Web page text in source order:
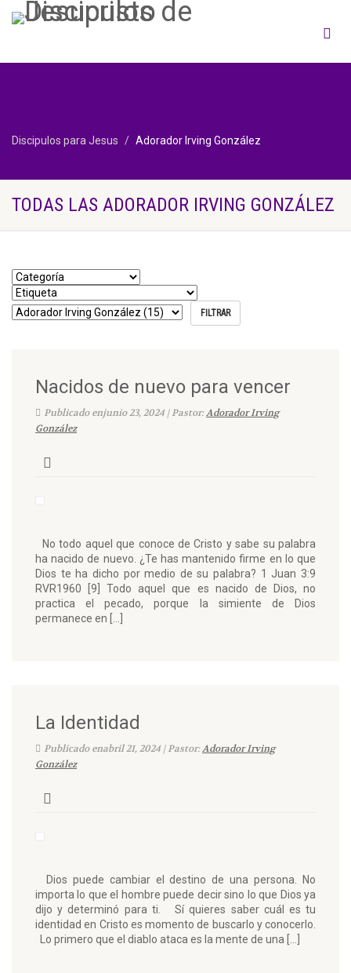
Discipulos para Jesus Adorador Irving González
TODAS LAS ADORADOR IRVING GONZÁLEZ
Nacidos de nuevo para vencer
Publicado enjunio 23, 2024 | Pastor:Adorador Irving
González
No todo aquel que conoce de Cristo y sabe su palabra
ha nacido de nuevo. ¿Te has mantenido firme en lo que
Dios te ha dicho por medio de su palabra? ‭1 Juan 3:9
RVR1960‬‬ [9] Todo aquel que es nacido de Dios, no
practica el pecado, porque la simiente de Dios
permanece en […]
La Identidad
Publicado enabril 21, 2024 | Pastor:Adorador Irving
González
Dios puede cambiar el destino de una persona. No
importa lo que el hombre puede decir sino lo que Dios ya
dijo y determinó para ti. Sí quieres saber cuál es tu
identidad en Cristo es momento de buscarlo y conocerlo.
Lo primero que el diablo ataca es la mente de una […]